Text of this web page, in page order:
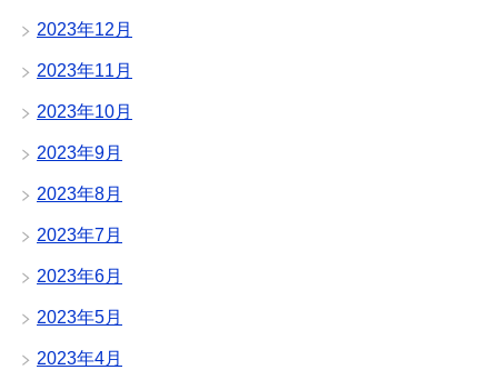
2023年12月
2023年11月
2023年10月
2023年9月
2023年8月
2023年7月
2023年6月
2023年5月
2023年4月